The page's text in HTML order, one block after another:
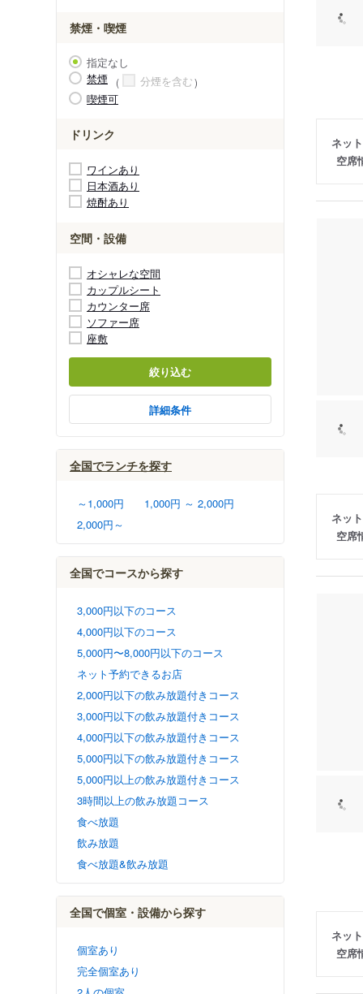
禁煙・喫煙
指定なし
禁煙
分煙を含む
喫煙可
ドリンク
ワインあり
日本酒あり
焼酎あり
空間・設備
オシャレな空間
カップルシート
カウンター席
ソファー席
座敷
絞り込む
詳細条件
全国でランチを探す
～1,000円
1,000円 ～ 2,000円
2,000円～
全国でコースから探す
3,000円以下のコース
4,000円以下のコース
5,000円〜8,000円以下のコース
ネット予約できるお店
2,000円以下の飲み放題付きコース
3,000円以下の飲み放題付きコース
4,000円以下の飲み放題付きコース
5,000円以下の飲み放題付きコース
5,000円以上の飲み放題付きコース
3時間以上の飲み放題コース
食べ放題
飲み放題
食べ放題&飲み放題
全国で個室・設備から探す
個室あり
完全個室あり
ネッ
空席
ネッ
空席
ネッ
空席